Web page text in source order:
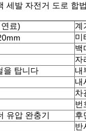
세발 자전거 도로 합
료) 계
미
백
자
을 탑니다 내
내
차
번
유압 완충기 후
반